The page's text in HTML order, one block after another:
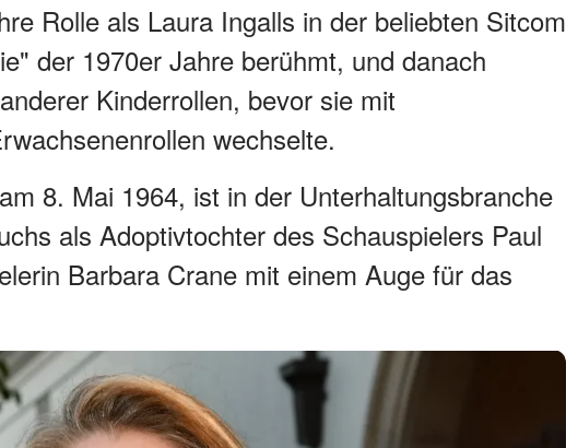
Rolle als Laura Ingalls in der beliebten Sitcom
der 1970er Jahre berühmt, und danach
Kinderrollen, bevor sie mit
wechselte.
8. Mai 1964, ist in der Unterhaltungsbranche
als Adoptivtochter des Schauspielers Paul
Barbara Crane mit einem Auge für das